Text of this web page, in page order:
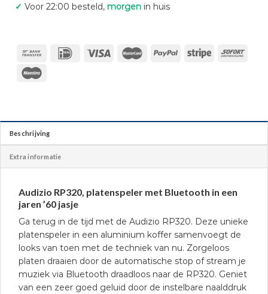
✓ Voor 22:00 besteld, morgenin huis
Beschrijving
Extra informatie
Audizio RP320, platenspeler met Bluetooth in een
jaren ’60 jasje
Ga terug in de tijd met de Audizio RP320. Deze unieke
platenspeler in een aluminium koffer samenvoegt de
looks van toen met de techniek van nu. Zorgeloos
platen draaien door de automatische stop of stream je
muziek via Bluetooth draadloos naar de RP320. Geniet
van een zeer goed geluid door de instelbare naalddruk